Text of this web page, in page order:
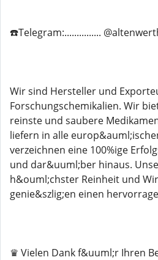
☎️Telegram:...............
Wir sind Hersteller und
Forschungschemikalien. Wir
reinste und saubere
liefern in alle
verzeichnen eine 100%ige
und dar&uuml;ber hinaus.
h&ouml;chster Reinheit und
genie&szlig;en einen
♛ Vielen Dank f&uuml;r Ihren